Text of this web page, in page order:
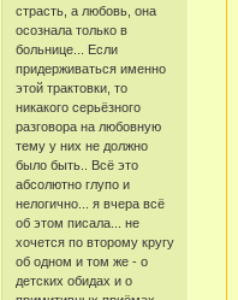
страсть, а любовь, она
осознала только в
больнице... Если
придерживаться именно
этой трактовки, то
никакого серьёзного
разговора на любовную
тему у них не должно
было быть.. Всё это
абсолютно глупо и
нелогично... я вчера всё
об этом писала... не
хочется по второму кругу
об одном и том же - о
детских обидах и о